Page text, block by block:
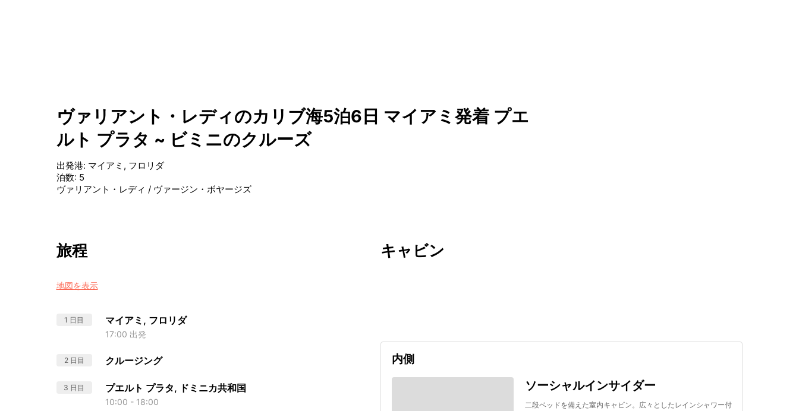
ヴァリアント・レディのカリブ海5泊6日 マイアミ発着 プエ
ルト プラタ ~ ビミニのクルーズ
出発港: マイアミ, フロリダ
泊数: 5
ヴァリアント・レディ / ヴァージン・ボヤージズ
旅程
地図を表示
1 日目 マイアミ, フロリダ
17:00 出発
2 日目 クルージング
3 日目 プエルト プラタ, ドミニカ共和国
10:00 - 18:00
キャビン
内側
ソーシャルインサイダー
二段ベッドを備えた室内キャビン。広々としたレインシャワー付